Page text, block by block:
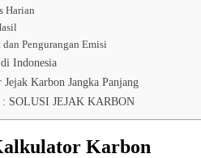
Harian
Pengurangan Emisi
Indonesia
Karbon Jangka Panjang
SOLUSI JEJAK KARBON
Karbon